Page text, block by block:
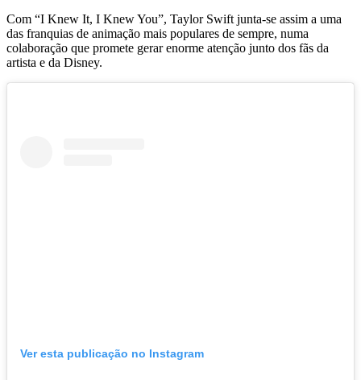
Com “I Knew It, I Knew You”, Taylor Swift junta-se assim a uma
das franquias de animação mais populares de sempre, numa
colaboração que promete gerar enorme atenção junto dos fãs da
artista e da Disney.
Ver esta publicação no Instagram